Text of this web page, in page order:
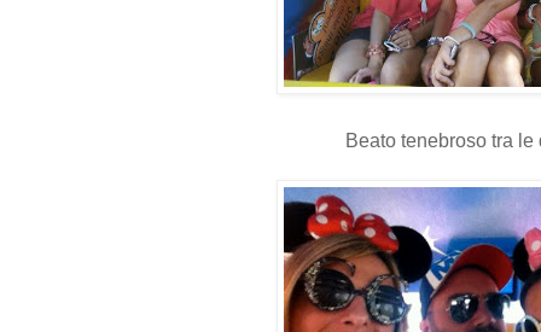
Beato tenebroso tra le